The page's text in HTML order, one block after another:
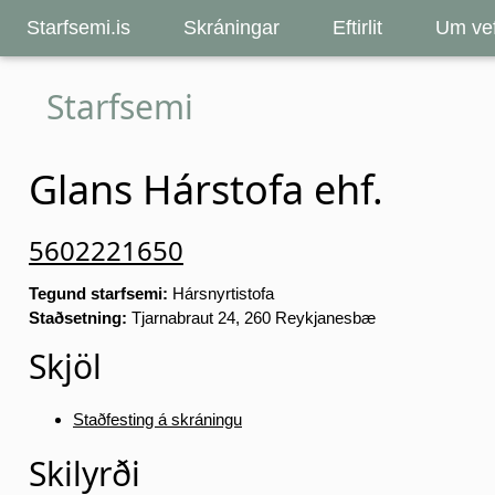
Starfsemi.is Skráningar Eftirlit Um
Starfsemi
Glans Hárstofa ehf.
5602221650
Tegund starfsemi: Hársnyrtistofa
Staðsetning: Tjarnabraut 24, 260 Reykjanesbæ
Skjöl
Staðfesting á skráningu
Skilyrði